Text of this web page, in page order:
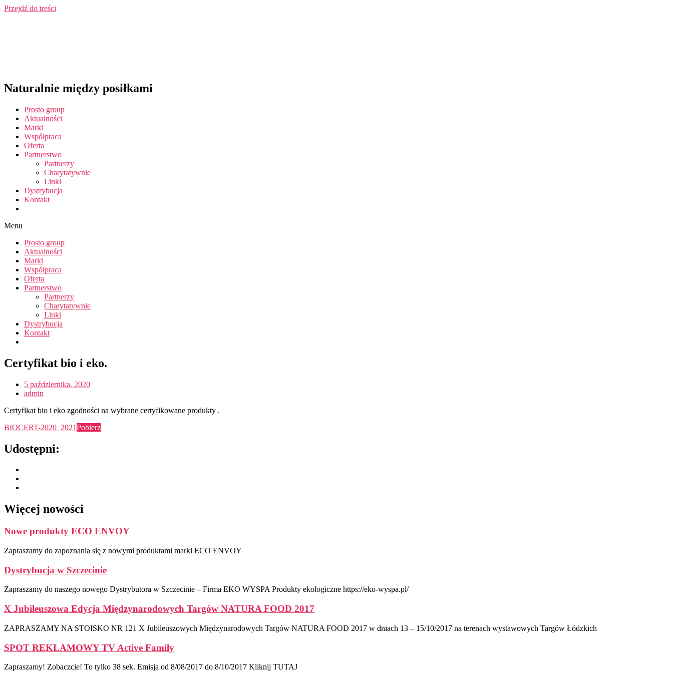
Przejdź do treści
Naturalnie między posiłkami
Prosto group
Aktualności
Marki
Współpraca
Oferta
Partnerstwo
Partnerzy
Charytatywnie
Linki
Dystrybucja
Kontakt
Menu
Prosto group
Aktualności
Marki
Współpraca
Oferta
Partnerstwo
Partnerzy
Charytatywnie
Linki
Dystrybucja
Kontakt
Certyfikat bio i eko.
5 października, 2020
admin
Certyfikat bio i eko zgodności na wybrane certyfikowane produkty .
BIOCERT-2020_2021Pobierz
Udostępni:
Więcej nowości
Nowe produkty ECO ENVOY
Zapraszamy do zapoznania się z nowymi produktami marki ECO ENVOY
Dystrybucja w Szczecinie
Zapraszamy do naszego nowego Dystrybutora w Szczecinie – Firma EKO WYSPA Produkty ekologiczne https://eko-wyspa.pl/
X Jubileuszowa Edycja Międzynarodowych Targów NATURA FOOD 2017
ZAPRASZAMY NA STOISKO NR 121 X Jubileuszowych Międzynarodowych Targów NATURA FOOD 2017 w dniach 13 – 15/10/2017 na terenach wystawowych Targów Łódzkich
SPOT REKLAMOWY TV Active Family
Zapraszamy! Zobaczcie! To tylko 38 sek. Emisja od 8/08/2017 do 8/10/2017 Kliknij TUTAJ